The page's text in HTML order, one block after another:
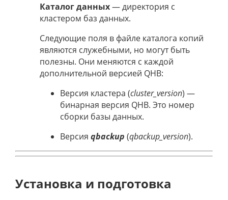
Каталог данных— директория с
кластером баз данных.
Следующие поля в файле каталога копий
являются служебными, но могут быть
полезны. Они меняются с каждой
дополнительной версией QHB:
Версия кластера (cluster_version) —
бинарная версия QHB. Это номер
сборки базы данных.
Версия qbackup (qbackup_version).
Установка и подготовка